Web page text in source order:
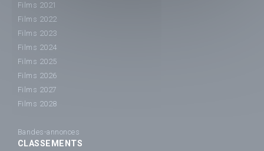
Films 2021
Films 2022
Films 2023
Films 2024
Films 2025
Films 2026
Films 2027
Films 2028
Bandes-annonces
CLASSEMENTS